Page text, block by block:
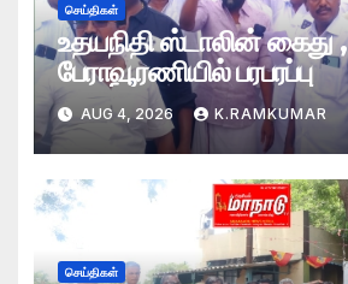
செய்திகள்
உதயநிதி ஸ்டாலின் கைது ,
பேராவூரணியில் பரபரப்பு
AUG 4, 2026 K.RAMKUMAR
செய்திகள்